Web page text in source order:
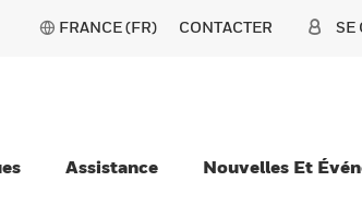
FRANCE (FR) CONTACTER SE
Assistance Nouvelles Et